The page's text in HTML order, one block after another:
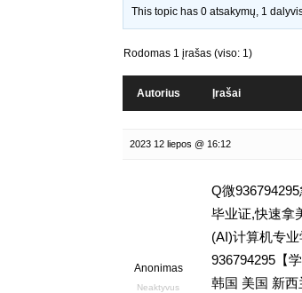
This topic has 0 atsakymų, 1
Rodomas 1 įrašas (viso: 1)
Autorius Įrašai
2023 12 liepos @ 16:12
Anonimas
Neaktyvus
Q微
毕业证,快速拿
(AI)计算机专
936794295【
韩国 美国 新